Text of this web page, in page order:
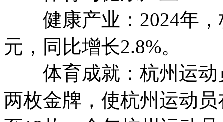
健康产业：2024年，
元，同比增长2.8%。
体育成就：杭州运动
两枚金牌，使杭州运动